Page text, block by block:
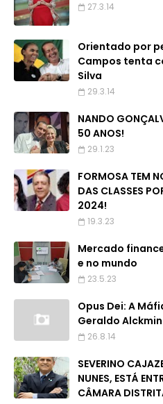
27.3.14
Orientado por
Campos tenta
Silva
29.3.14
NANDO
50 ANOS!
29.1.23
FORMOSA TEM
DAS CLASSES
2024!
19.3.23
Mercado
e no mundo
23.5.23
Opus Dei: A
Geraldo Alckmin
26.8.14
SEVERINO
NUNES, ESTÁ
CÂMARA